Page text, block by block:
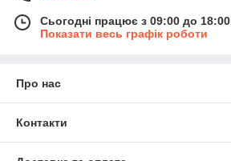
Сьогодні працює з 09:00 до 18:00
Показати весь графік роботи
Про нас
Контакти